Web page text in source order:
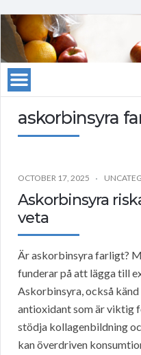
askorbinsyra
OCTOBER 17, 2025
Askorbinsyra
veta
Är askorbinsyra farligt?
funderar på att lägga till
Askorbinsyra, också
antioxidant som är viktig
stödja kollagenbildning
kan överdriven